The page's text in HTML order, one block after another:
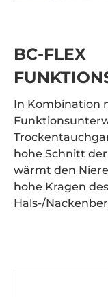
BC-FLEX
In Kombination
hohe Schnitt
wärmt den
hohe Kragen
Hals-/